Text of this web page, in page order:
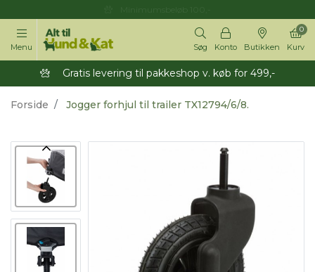
Menu Søg Konto Butikken Kurv
0
Gratis levering til pakkeshop v. køb for 499,-
Forside Jogger forhjul til trailer TX12794/6/8.